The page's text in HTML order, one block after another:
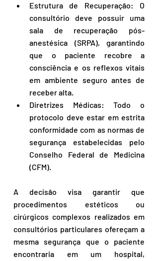
Estrutura de Recuperação: O
consultório deve possuir uma
sala de recuperação pós-
anestésica (SRPA), garantindo
que o paciente recobre a
consciência e os reflexos vitais
em ambiente seguro antes de
receber alta.
Diretrizes Médicas: Todo o
protocolo deve estar em estrita
conformidade com as normas de
segurança estabelecidas pelo
Conselho Federal de Medicina
(CFM).
A decisão visa garantir que
procedimentos estéticos ou
cirúrgicos complexos realizados em
consultórios particulares ofereçam a
mesma segurança que o paciente
encontraria em um hospital,